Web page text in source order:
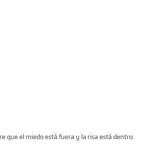
que el miedo está fuera y la risa está dentro.